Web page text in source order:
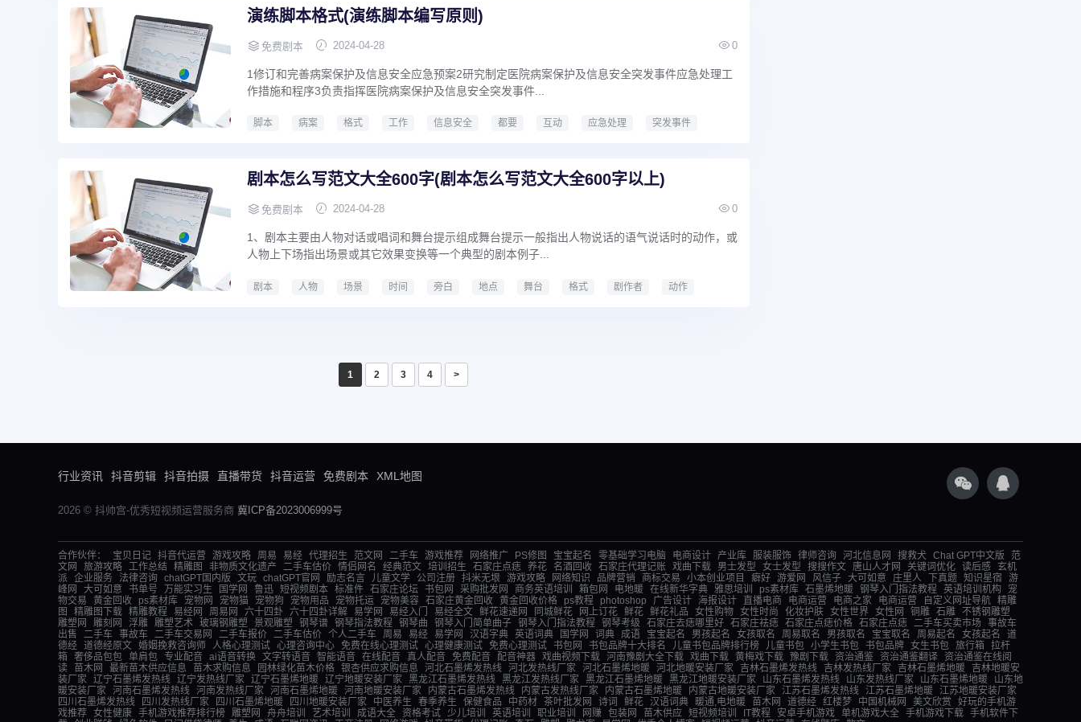
演练脚本格式(演练脚本编写原则)
免费剧本 2024-04-28 0
1修订和完善病案保护及信息安全应急预案2研究制定医院病案保护及信息安全突发事件应急处理工
作措施和程序3负责指挥医院病案保护及信息安全突发事件...
脚本 病案 格式 工作 信息安全 都要 互动 应急处理
突发事件
剧本怎么写范文大全600字(剧本怎么写范文大全600字以上)
免费剧本 2024-04-28 0
1、剧本主要由人物对话或唱词和舞台提示组成舞台提示一般指出人物说话的语气说话时的动作，或
人物上下场指出场景或其它效果变换等一个典型的剧本例子...
剧本 人物 场景 时间 旁白 地点 舞台 格式 剧作者
动作
1 2 3 4 >
行业资讯 抖音剪辑 抖音拍摄 直播带货 抖音运营 免费剧本 XML地图
2026 © 抖帅宫-优秀短视频运营服务商 冀ICP备2023006999号
合作伙伴： 宝贝日记 抖音代运营 游戏攻略 周易 易经 代理招生 范文网 二手车 游戏推荐 网络推广 PS修图 宝宝起名 零基础学习电脑 电商设计 产业库 服装服饰 律师咨询 河北信息网 搜救犬 Chat GPT中文版
范
文网
旅游攻略 工作总结 精雕图 非物质文化遗产 二手车估价 情侣网名 经典范文 培训招生 石家庄点痣 养花 名酒回收 石家庄代理记账 戏曲下载 男士发型 女士发型 搜搜作文 唐山人才网 关键词优化 读后感 玄机
派
企业服务 法律咨询 chatGPT国内版 文玩 chatGPT官网 励志名言 儿童文学 公司注册 抖米无垠 游戏攻略 网络知识 品牌营销 商标交易 小本创业项目 癖好 游爱网 风信子 大可如意 庄里人 下真题 知识星宿
游
峰网
大可如意 书单号 万能实习生 国学网 鲁迅 短视频剧本 标准件 石家庄论坛 书包网 采购批发网 商务英语培训 箱包网 电地暖 在线新华字典 雅思培训 ps素材库 石墨烯地暖 钢琴入门指法教程 英语培训机构
宠
物交易
黄金回收 ps素材库 宠物网 宠物猫 宠物狗 宠物用品 宠物托运 宠物美容 石家庄黄金回收 黄金回收价格 ps教程 photoshop 广告设计 海报设计 直播电商 电商运营 电商之家 电商运营 自定义网址导航 精雕
图
精雕图下载 精雕教程 易经网 周易网 六十四卦 六十四卦详解 易学网 易经入门 易经全文 鲜花速递网 同城鲜花 网上订花 鲜花 鲜花礼品 女性购物 女性时尚 化妆护肤 女性世界 女性网 铜雕 石雕
不锈钢雕塑
雕塑网
雕刻网 浮雕 雕塑艺术 玻璃钢雕塑 景观雕塑 钢琴谱 钢琴指法教程 钢琴曲 钢琴入门简单曲子 钢琴入门指法教程 钢琴考级 石家庄去痣哪里好 石家庄祛痣 石家庄点痣价格 石家庄点痣 二手车买卖市场
事故车
出售
二手车 事故车 二手车交易网 二手车报价 二手车估价 个人二手车 周易 易经 易学网 汉语字典 英语词典 国学网 词典 成语 宝宝起名 男孩起名 女孩取名 周易取名 男孩取名 宝宝取名 周易起名 女孩起名
道
德经 道德经原文 婚姻挽救咨询师 人格心理测试 心理咨询中心 免费在线心理测试 心理健康测试 免费心理测试 书包网 书包品牌十大排名 儿童书包品牌排行榜 儿童书包 小学生书包 书包品牌 女生书包 旅行箱 拉杆
箱 奢侈品包包 单肩包 专业配音 ai语音转换 文字转语音 智能语音 在线配音 真人配音 免费配音 配音神器 戏曲视频下载 河南豫剧大全下载 戏曲下载 黄梅戏下载 豫剧下载 资治通鉴 资治通鉴翻译
资治通鉴在线阅
读 苗木网 最新苗木供应信息 苗木求购信息 园林绿化苗木价格 银杏供应求购信息 河北石墨烯发热线 河北发热线厂家 河北石墨烯地暖 河北地暖安装厂家 吉林石墨烯发热线 吉林发热线厂家 吉林石墨烯地暖
吉林地暖安
装厂家
辽宁石墨烯发热线 辽宁发热线厂家 辽宁石墨烯地暖 辽宁地暖安装厂家 黑龙江石墨烯发热线 黑龙江发热线厂家 黑龙江石墨烯地暖 黑龙江地暖安装厂家 山东石墨烯发热线 山东发热线厂家 山东石墨烯地暖
山东地
暖安装厂家
河南石墨烯发热线 河南发热线厂家 河南石墨烯地暖 河南地暖安装厂家 内蒙古石墨烯发热线 内蒙古发热线厂家 内蒙古石墨烯地暖 内蒙古地暖安装厂家 江苏石墨烯发热线 江苏石墨烯地暖
江苏地暖安装厂家
四川石墨烯发热线
四川发热线厂家 四川石墨烯地暖 四川地暖安装厂家 中医养生 春季养生 保健食品 中药材 茶叶批发网 诗词 鲜花 汉语词典 暖通,电地暖 苗木网 道德经 红楼梦 中国机械网 美文欣赏
好玩的手机游
戏推荐 女性健康 手机游戏推荐排行榜 雕塑网 舟舟培训 艺术培训 成语大全 资格考试 少儿培训 英语培训 职业培训 网赚 包装网 苗木供应 短视频培训 IT教程 安卓手机游戏 单机游戏大全 手机游戏下载 手机软件下